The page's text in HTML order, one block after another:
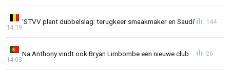
'STVV plant dubbelslag: terugkeer smaakmaker en Saudi'
14:19
144
Na Anthony vindt ook Bryan Limbombe een nieuwe club
14:03
26